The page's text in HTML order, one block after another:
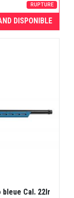
RUPTURE
DISPONIBLE
bleue Cal. 22lr